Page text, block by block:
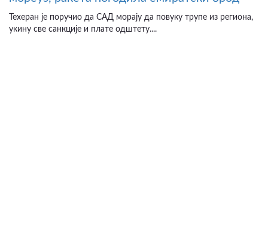
Техеран је поручио да САД морају да повуку трупе из региона,
укину све санкције и плате одштету....